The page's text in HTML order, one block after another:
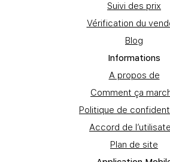
Suivi des prix
Vérification du
Blog
Informations
A propos de
Comment ça
Politique de
Accord de
Plan de site